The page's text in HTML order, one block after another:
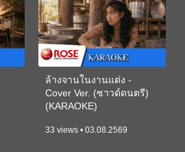
ล้างจานในงานแต่ง -
Cover Ver. (ซาวด์ดนตรี)
(KARAOKE)
33 views • 03.08.2569